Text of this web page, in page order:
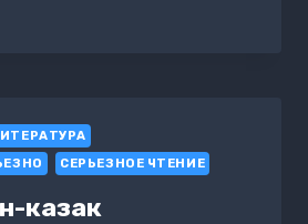
СЕРЬЕЗНОЕ ЧТЕНИЕ
казак